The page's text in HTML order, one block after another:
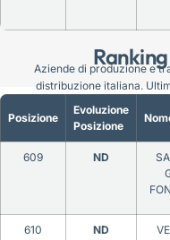
Posizione
Evoluzione
Posizione
609 ND
610 ND
Aziende di produzione e
distribuzione italiana.